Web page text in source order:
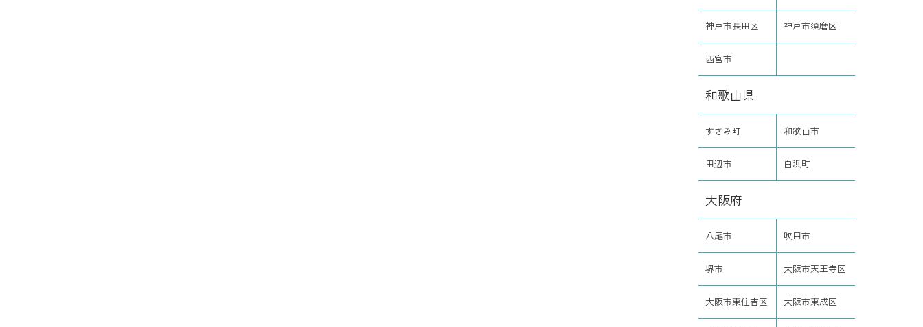
神戸市長田区 神戸市須磨区
西宮市
和歌山県
すさみ町 和歌山市
田辺市 白浜町
大阪府
八尾市 吹田市
堺市 大阪市天王寺区
大阪市東住吉区 大阪市東成区